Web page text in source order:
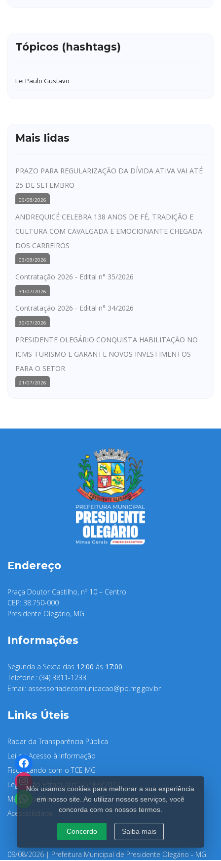
Tópicos (hashtags)
Lei Paulo Gustavo
Mais lidas
PRAZO PARA REGULARIZAÇÃO DA DÍVIDA ATIVA VAI ATÉ
25 DE SETEMBRO
06/08/2026
ANDREQUICÉ CELEBRA 138 ANOS DE FÉ, TRADIÇÃO E
CULTURA COM CAVALGADA E EMOCIONANTE CHEGADA
DOS CARREIROS
03/08/2026
Contratação 2026 - Edital n° 35/2026
31/07/2026
Contratação 2026 - Edital n° 34/2026
30/07/2026
PRESIDENTE OLEGÁRIO CONQUISTA HABILITAÇÃO NO
ICMS TURISMO E GARANTE NOVOS INVESTIMENTOS
PARA O SETOR
21/07/2026
Endereço
Praça Doutor Castilho, nº 10 – Centro
CEP: 38.750-000
Presidente Olegário, MG.
Informações
Segunda a Sexta das 12:00 às 17:00
Telefone.: (34) 3811-1233
Email: assessoriadecomunicacao@po.mg.gov.br
Links Úteis
Radar da Transparência Pública
Lei de Acesso à Informação
Fiscalizando com o TCE MG
Legislação Estadual nº 45.969/2012
Mapa do Site
Acessibilidade
09/08/2026 | Prefeitura Municipal de Presidente Olegário - MG.
Nós usamos cookies para melhorar a sua experiência
em nosso site. Ao utilizar nossos serviços, você
concorda com os nossos termos.
Concordo Saiba mais